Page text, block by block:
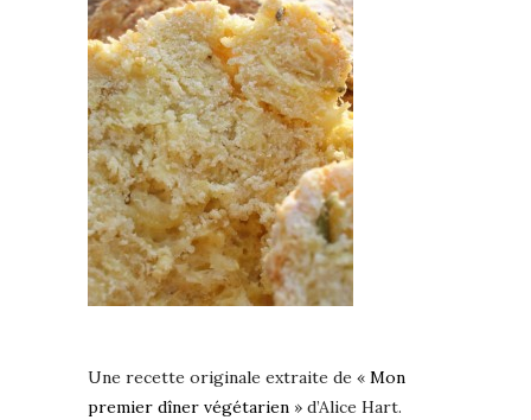
Une recette originale extraite de « Mon
premier dîner végétarien » d’Alice Hart.